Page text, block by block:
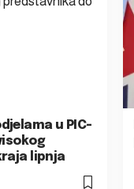
u PIC-
lipnja